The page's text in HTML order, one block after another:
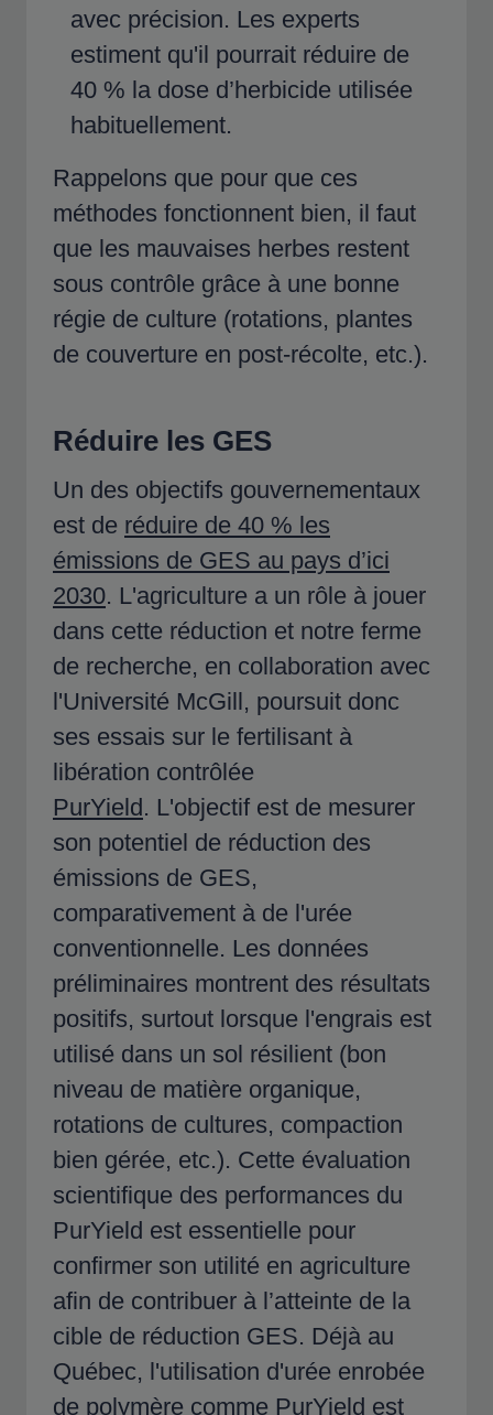
avec précision. Les experts
estiment qu'il pourrait réduire de
40 % la dose d’herbicide utilisée
habituellement.
Rappelons que pour que ces
méthodes fonctionnent bien, il faut
que les mauvaises herbes restent
sous contrôle grâce à une bonne
régie de culture (rotations, plantes
de couverture en post-récolte, etc.).
Réduire les GES
Un des objectifs gouvernementaux
est de réduire de 40 % les
émissions de GES au pays d’ici
2030. L'agriculture a un rôle à jouer
dans cette réduction et notre ferme
de recherche, en collaboration avec
l'Université McGill, poursuit donc
ses essais sur le fertilisant à
libération contrôlée
PurYield. L'objectif est de mesurer
son potentiel de réduction des
émissions de GES,
comparativement à de l'urée
conventionnelle. Les données
préliminaires montrent des résultats
positifs, surtout lorsque l'engrais est
utilisé dans un sol résilient (bon
niveau de matière organique,
rotations de cultures, compaction
bien gérée, etc.). Cette évaluation
scientifique des performances du
PurYield est essentielle pour
confirmer son utilité en agriculture
afin de contribuer à l’atteinte de la
cible de réduction GES. Déjà au
Québec, l'utilisation d'urée enrobée
de polymère comme PurYield est